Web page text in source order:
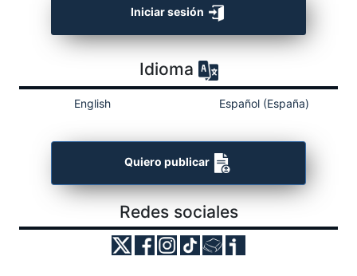
Iniciar sesión
Idioma
English Español (España)
Quiero publicar
Redes sociales